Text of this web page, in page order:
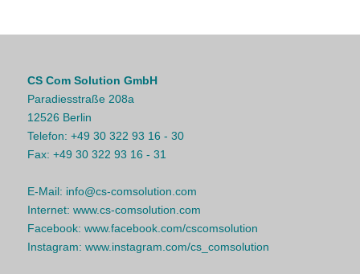
CS Com Solution GmbH
Paradiesstraße 208a
12526 Berlin
Telefon: +49 30 322 93 16 - 30
Fax: +49 30 322 93 16 - 31
E-Mail: info@cs-comsolution.com
Internet: www.cs-comsolution.com
Facebook: www.facebook.com/cscomsolution
Instagram: www.instagram.com/cs_comsolution